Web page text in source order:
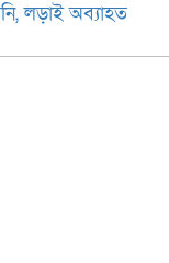
লড়াই অব্যাহত